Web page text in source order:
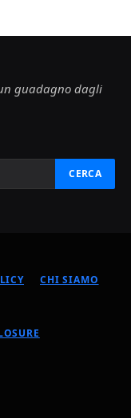
guadagno dagli
CHI SIAMO